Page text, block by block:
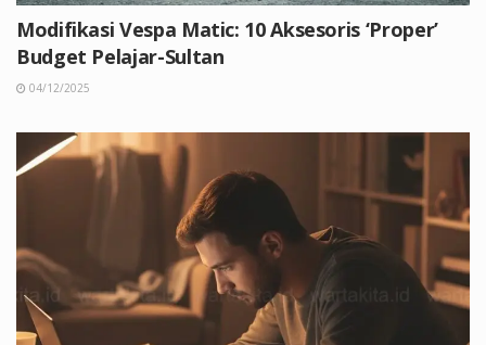
Modifikasi Vespa Matic: 10 Aksesoris ‘Proper’
Budget Pelajar-Sultan
04/12/2025